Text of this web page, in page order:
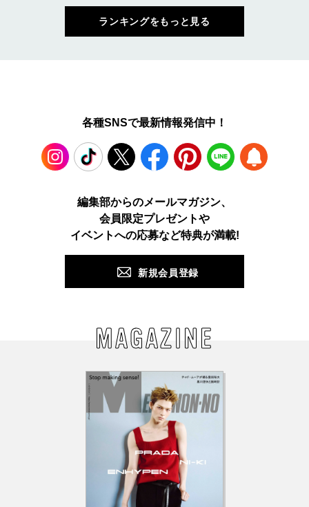
ランキングをもっと見る
各種SNSで最新情報発信中！
TikTok Facebook Pinterest LINE
編集部からのメールマガジン、
会員限定プレゼントや
イベントへの応募など特典が満載!
新規会員登録
MAGAZINE